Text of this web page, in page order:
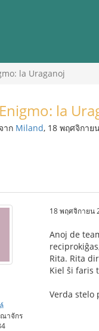
la Uraganoj
Enigmo: la
จาก Miland, 18 พฤศจิกาย
าจักร
18 พฤศจิกายน
Anoj de
Rita. Rita
Kiel ŝi faris
Verda stelo